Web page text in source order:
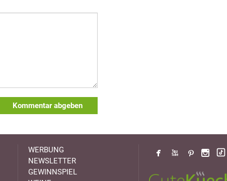
Kommentar abgeben
WERBUNG
NEWSLETTER
GEWINNSPIEL